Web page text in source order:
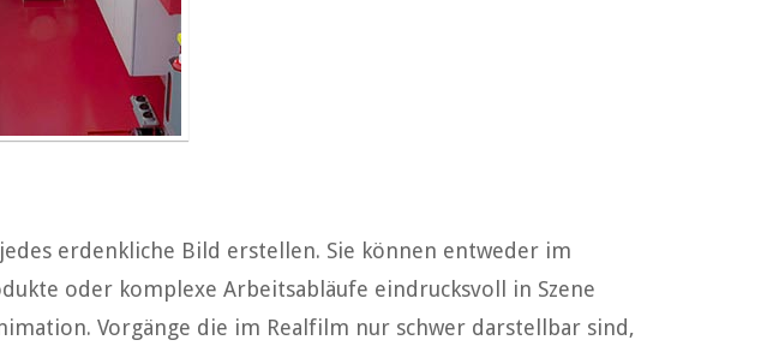
erdenkliche Bild erstellen. Sie können entweder im
oder komplexe Arbeitsabläufe eindrucksvoll in Szene
Vorgänge die im Realfilm nur schwer darstellbar sind,